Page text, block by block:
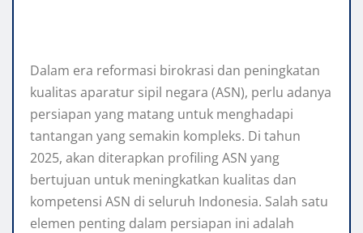
Dalam era reformasi birokrasi dan peningkatan
kualitas aparatur sipil negara (ASN), perlu adanya
persiapan yang matang untuk menghadapi
tantangan yang semakin kompleks. Di tahun
2025, akan diterapkan profiling ASN yang
bertujuan untuk meningkatkan kualitas dan
kompetensi ASN di seluruh Indonesia. Salah satu
elemen penting dalam persiapan ini adalah